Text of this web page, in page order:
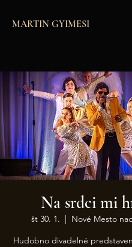
MARTIN GYIMESI
Na srdci mi
št 30. 1.
  |
Nové Mesto
Hudobno divadelné